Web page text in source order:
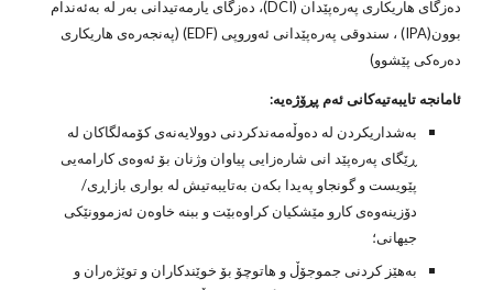
ده‌ره‌كی پێشوو)
ئامانجه‌ تایبه‌تیه‌كانی ئه‌م پڕۆژه‌یه‌:
جیهانی؛